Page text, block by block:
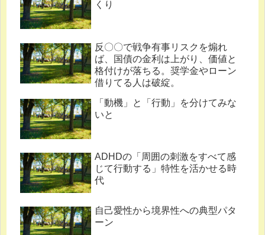
くり
反〇〇で戦争有事リスクを煽れ
ば、国債の金利は上がり、価値と
格付けが落ちる。奨学金やローン
借りてる人は破綻。
「動機」と「行動」を分けてみな
いと
ADHDの「周囲の刺激をすべて感
じて行動する」特性を活かせる時
代
自己愛性から境界性への典型パタ
ーン